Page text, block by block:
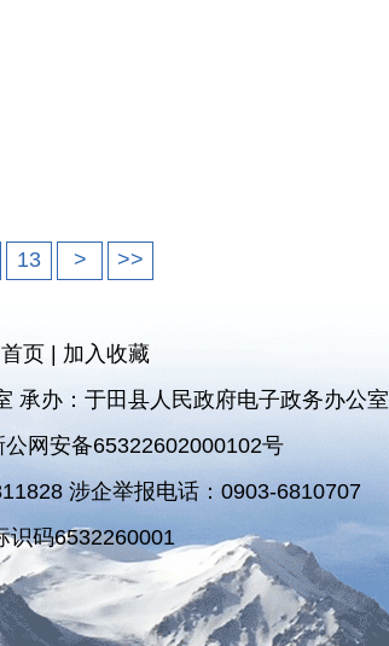
13 > >>
页| 加入收藏
承办：于田县人民政府电子政务办公室
公网安备65322602000102号
涉企举报电话：0903-6810707
识码6532260001